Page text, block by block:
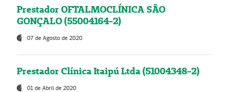
Prestador OFTALMOCLÍNICA SÃO
GONÇALO (55004164-2)
07 de Agosto de 2020
Prestador Clínica Itaipú Ltda (51004348-2)
01 de Abril de 2020